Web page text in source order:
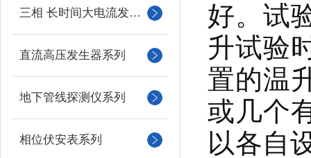
三相 长时间大电流发生器
直流高压发生器系列
地下管线探测仪系列
相位伏安表系列
好。试
升试验
置的温
或几个
以各自